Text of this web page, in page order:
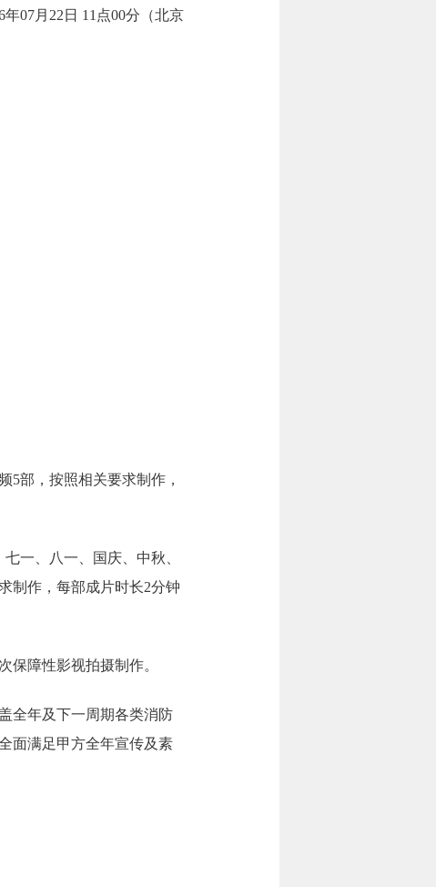
07月22日 11点00分（北京
5部，按照相关要求制作，
一、八一、国庆、中秋、
制作，每部成片时长2分钟
保障性影视拍摄制作。
全年及下一周期各类消防
面满足甲方全年宣传及素